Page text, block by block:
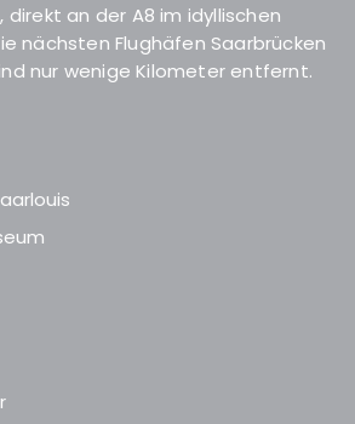
direkt an der A8 im idyllischen
nächsten Flughäfen Saarbrücken
nur wenige Kilometer entfernt.